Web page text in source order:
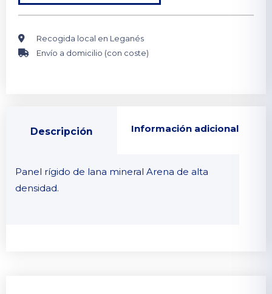
Recogida local en Leganés
Envío a domicilio (con coste)
Descripción Información adicional
Panel rígido de lana mineral Arena de alta
densidad.